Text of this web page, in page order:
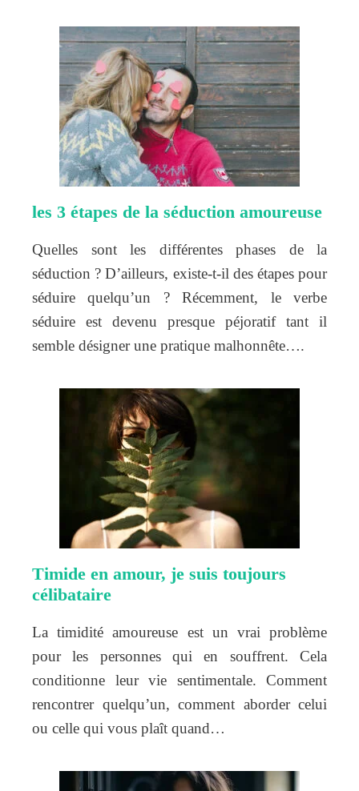
les 3 étapes de la séduction amoureuse
Quelles sont les différentes phases de la
séduction ? D’ailleurs, existe-t-il des étapes pour
séduire quelqu’un ? Récemment, le verbe
séduire est devenu presque péjoratif tant il
semble désigner une pratique malhonnête….
Timide en amour, je suis toujours
célibataire
La timidité amoureuse est un vrai problème
pour les personnes qui en souffrent. Cela
conditionne leur vie sentimentale. Comment
rencontrer quelqu’un, comment aborder celui
ou celle qui vous plaît quand…